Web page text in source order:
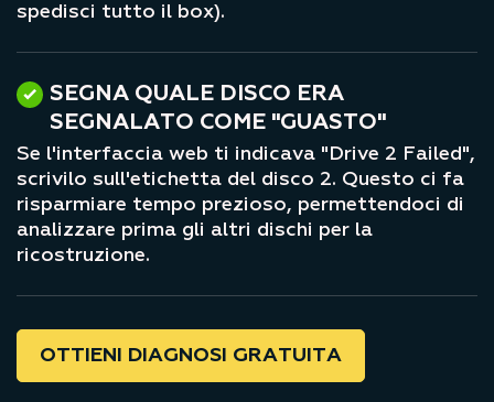
spedisci tutto il box).
SEGNA QUALE DISCO ERA
SEGNALATO COME "GUASTO"
Se l'interfaccia web ti indicava "Drive 2 Failed",
scrivilo sull'etichetta del disco 2. Questo ci fa
risparmiare tempo prezioso, permettendoci di
analizzare prima gli altri dischi per la
ricostruzione.
OTTIENI DIAGNOSI GRATUITA